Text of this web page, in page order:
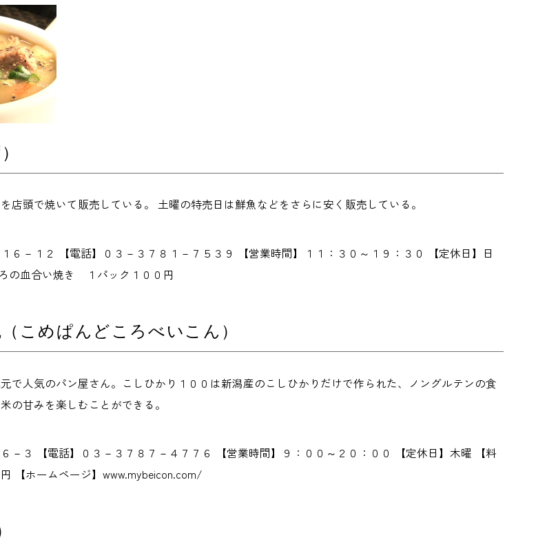
店頭で焼いて販売している。 土曜の特売日は鮮魚などをさらに安く販売している。
６－１２ 【電話】０３－３７８１－７５３９ 【営業時間】１１：３０～１９：３０ 【定休日】日
の血合い焼き １パック１００円
こめぱんどころべいこん）
で人気のパン屋さん。こしひかり１００は新潟産のこしひかりだけで作られた、ノングルテンの食
の甘みを楽しむことができる。
－３ 【電話】０３－３７８７－４７７６ 【営業時間】９：００～２０：００ 【定休日】木曜 【料
【ホームページ】www.mybeicon.com/